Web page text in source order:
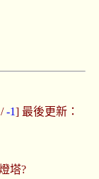
/-1] 最後更新：
塔?